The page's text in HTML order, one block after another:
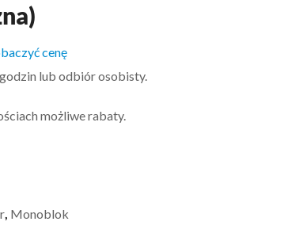
cenę
lub odbiór osobisty.
możliwe rabaty.
, Monoblok